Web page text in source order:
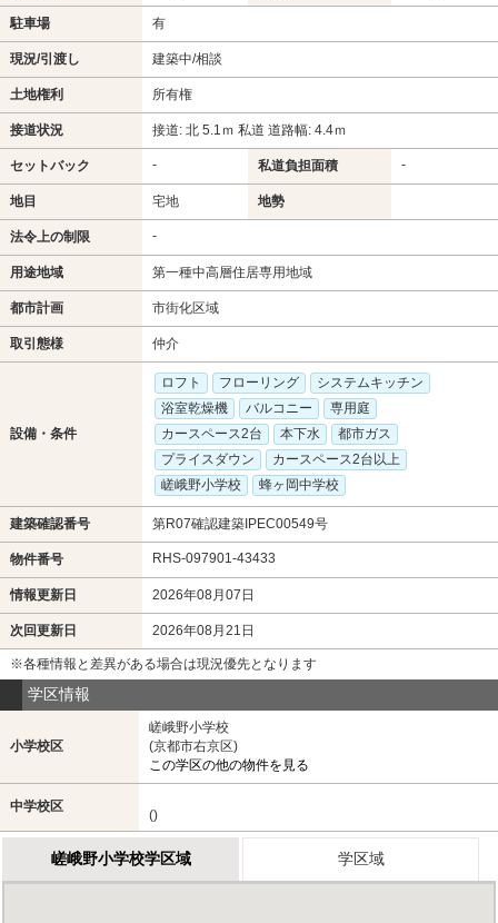
駐車場 有
現況/引渡し 建築中/相談
土地権利 所有権
接道状況 接道: 北 5.1ｍ 私道 道路幅: 4.4ｍ
セットバック - 私道負担面積 -
地目 宅地 地勢
法令上の制限 -
用途地域 第一種中高層住居専用地域
都市計画 市街化区域
取引態様 仲介
設備・条件
ロフト フローリング
システムキッチン
浴室乾燥機
バルコニー
専用庭
カースペース2台
本下水
都市ガス
プライスダウン
カースペース2台以上
嵯峨野小学校
蜂ヶ岡中学校
建築確認番号 第R07確認建築IPEC00549号
物件番号 RHS-097901-43433
情報更新日 2026年08月07日
次回更新日 2026年08月21日
※各種情報と差異がある場合は現況優先となります
学区情報
小学校区
嵯峨野小学校
(京都市右京区)
この学区の他の物件を見る
中学校区
()
嵯峨野小学校学区域 学区域